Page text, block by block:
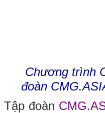
Chương trình
đoàn
Tập đoàn